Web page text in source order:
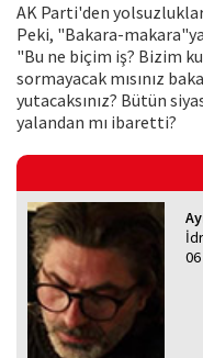
AK Parti'den
Peki, "Bakara-makara"ya
"Bu ne biçim iş? Bizim
sormayacak mısınız
yutacaksınız? Bütün
yalandan mı ibaretti?